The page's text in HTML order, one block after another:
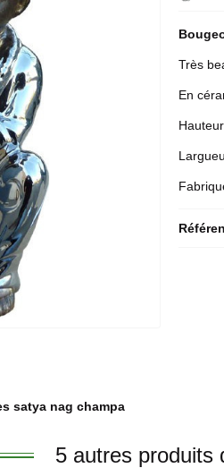
Très
En
satya nag champa
5 autres produits